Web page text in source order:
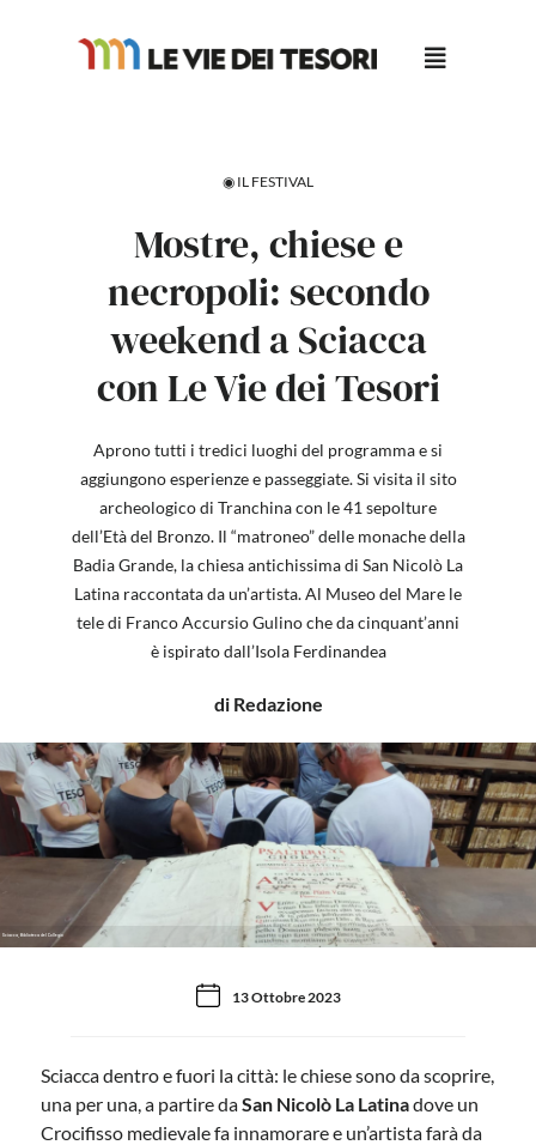
◉ IL FESTIVAL
Mostre, chiese e
necropoli: secondo
weekend a Sciacca
con Le Vie dei Tesori
Aprono tutti i tredici luoghi del programma e si
aggiungono esperienze e passeggiate. Si visita il sito
archeologico di Tranchina con le 41 sepolture
dell’Età del Bronzo. Il “matroneo” delle monache della
Badia Grande, la chiesa antichissima di San Nicolò La
Latina raccontata da un’artista. Al Museo del Mare le
tele di Franco Accursio Gulino che da cinquant’anni
è ispirato dall’Isola Ferdinandea
di Redazione
Sciacca, Biblioteca del Collegio
13 Ottobre 2023
Sciacca dentro e fuori la città: le chiese sono da scoprire,
una per una, a partire daSan Nicolò La Latinadove un
Crocifisso medievale fa innamorare e un’artista farà da